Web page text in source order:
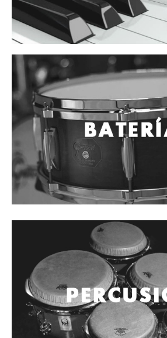
Cámara, computadora y celular
Pedestales y soportes
Accesorios
Cables
Audio Profesional
Columnas pasivas
Columnas activas
Amplificadores
Consolas mezcladoras
Procesadores y efectos
Monitores de estudio
Interfaz para grabación
Audífonos y monitoreo personal
Estantes y soportes
Instalaciones y publicidad
Accesorios